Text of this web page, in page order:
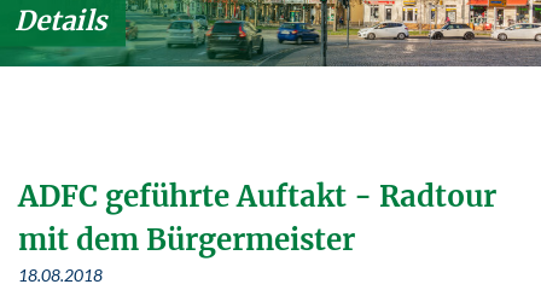
Details
ADFC geführte Auftakt - Radtour
mit dem Bürgermeister
18.08.2018